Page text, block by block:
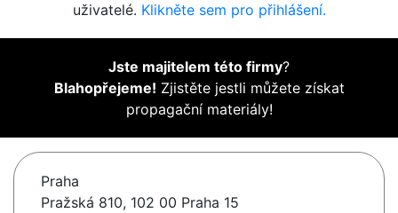
uživatelé. Klikněte sem pro přihlášení.
Jste majitelem této firmy?
Blahopřejeme! Zjistěte jestli můžete získat
propagační materiály!
Praha
Pražská 810, 102 00 Praha 15